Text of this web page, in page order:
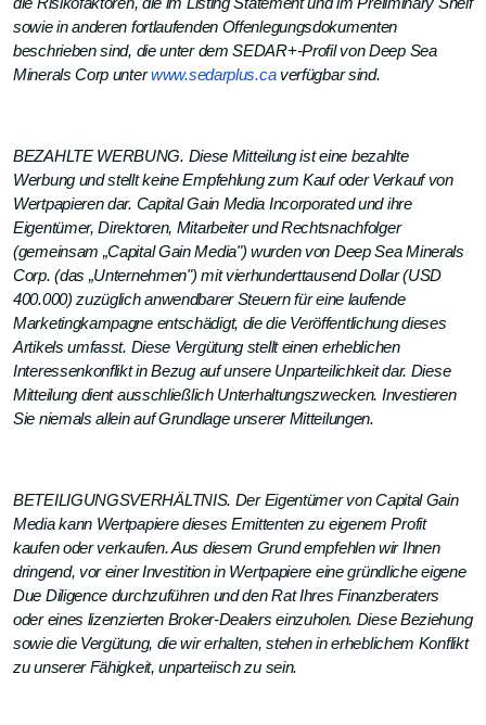
die Risikofaktoren, die im Listing Statement und im Preliminary Shelf
sowie in anderen fortlaufenden Offenlegungsdokumenten
beschrieben sind, die unter dem SEDAR+-Profil von Deep Sea
Minerals Corp unter www.sedarplus.ca verfügbar sind.
BEZAHLTE WERBUNG. Diese Mitteilung ist eine bezahlte
Werbung und stellt keine Empfehlung zum Kauf oder Verkauf von
Wertpapieren dar. Capital Gain Media Incorporated und ihre
Eigentümer, Direktoren, Mitarbeiter und Rechtsnachfolger
(gemeinsam „Capital Gain Media") wurden von Deep Sea Minerals
Corp. (das „Unternehmen") mit vierhunderttausend Dollar (USD
400.000) zuzüglich anwendbarer Steuern für eine laufende
Marketingkampagne entschädigt, die die Veröffentlichung dieses
Artikels umfasst. Diese Vergütung stellt einen erheblichen
Interessenkonflikt in Bezug auf unsere Unparteilichkeit dar. Diese
Mitteilung dient ausschließlich Unterhaltungszwecken. Investieren
Sie niemals allein auf Grundlage unserer Mitteilungen.
BETEILIGUNGSVERHÄLTNIS. Der Eigentümer von Capital Gain
Media kann Wertpapiere dieses Emittenten zu eigenem Profit
kaufen oder verkaufen. Aus diesem Grund empfehlen wir Ihnen
dringend, vor einer Investition in Wertpapiere eine gründliche eigene
Due Diligence durchzuführen und den Rat Ihres Finanzberaters
oder eines lizenzierten Broker-Dealers einzuholen. Diese Beziehung
sowie die Vergütung, die wir erhalten, stehen in erheblichem Konflikt
zu unserer Fähigkeit, unparteiisch zu sein.